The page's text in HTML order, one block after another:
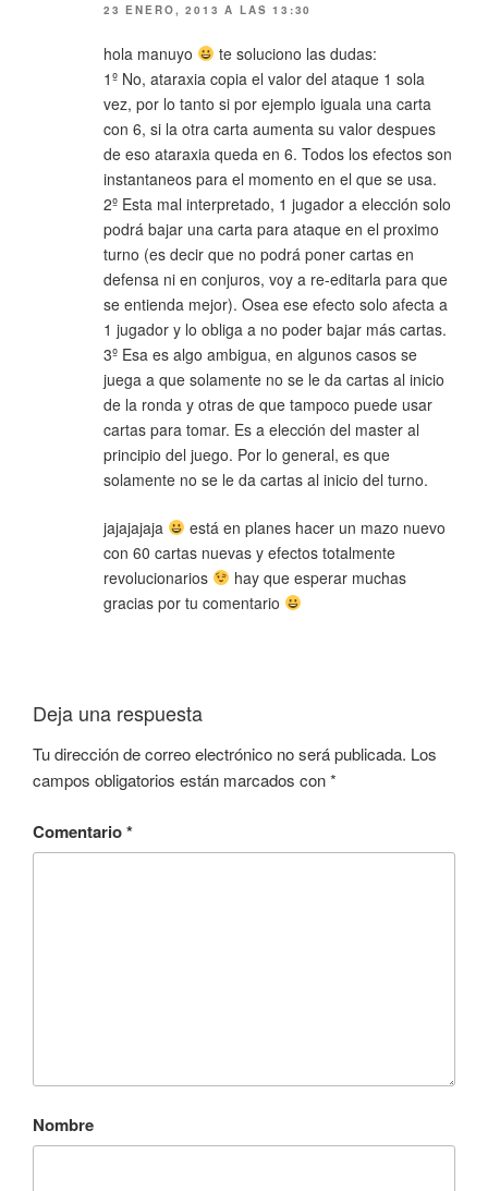
23 ENERO, 2013 A LAS 13:30
hola manuyo
te soluciono las dudas:
1º No, ataraxia copia el valor del ataque 1 sola
vez, por lo tanto si por ejemplo iguala una carta
con 6, si la otra carta aumenta su valor despues
de eso ataraxia queda en 6. Todos los efectos son
instantaneos para el momento en el que se usa.
2º Esta mal interpretado, 1 jugador a elección solo
podrá bajar una carta para ataque en el proximo
turno (es decir que no podrá poner cartas en
defensa ni en conjuros, voy a re-editarla para que
se entienda mejor). Osea ese efecto solo afecta a
1 jugador y lo obliga a no poder bajar más cartas.
3º Esa es algo ambigua, en algunos casos se
juega a que solamente no se le da cartas al inicio
de la ronda y otras de que tampoco puede usar
cartas para tomar. Es a elección del master al
principio del juego. Por lo general, es que
solamente no se le da cartas al inicio del turno.
jajajajaja
está en planes hacer un mazo nuevo
con 60 cartas nuevas y efectos totalmente
revolucionarios
hay que esperar muchas
gracias por tu comentario
Deja una respuesta
Tu dirección de correo electrónico no será publicada. Los
campos obligatorios están marcados con*
Comentario*
Nombre